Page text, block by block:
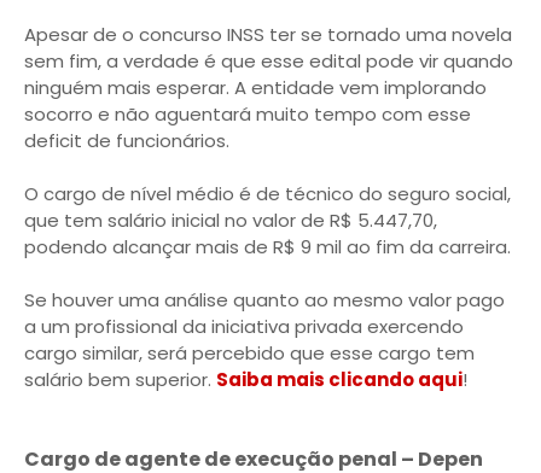
Apesar de o concurso INSS ter se tornado uma novela
sem fim, a verdade é que esse edital pode vir quando
ninguém mais esperar. A entidade vem implorando
socorro e não aguentará muito tempo com esse
deficit de funcionários.
O cargo de nível médio é de técnico do seguro social,
que tem salário inicial no valor de R$ 5.447,70,
podendo alcançar mais de R$ 9 mil ao fim da carreira.
Se houver uma análise quanto ao mesmo valor pago
a um profissional da iniciativa privada exercendo
cargo similar, será percebido que esse cargo tem
salário bem superior. Saiba mais clicando aqui!
Cargo de agente de execução penal – Depen